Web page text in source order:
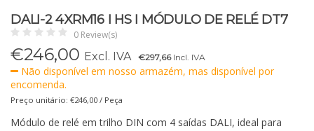
DALI-2 4XRM16 I HS I MÓDULO DE RELÉ DT7
0 Review(s)
€246,00 Excl. IVA €297,66Incl. IVA
Não disponível em nosso armazém, mas disponível por
encomenda.
Preço unitário: €246,00 / Peça
Módulo de relé em trilho DIN com 4 saídas DALI, ideal para